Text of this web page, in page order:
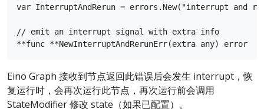
var InterruptAndRerun = errors.New("interrupt and
// emit an interrupt signal with extra info
Eino Graph 接收到节点返回此错误后会发生 interrupt，恢
复运行时，会再次运行此节点，再次运行前会调用
StateModifier 修改 state（如果已配置）。